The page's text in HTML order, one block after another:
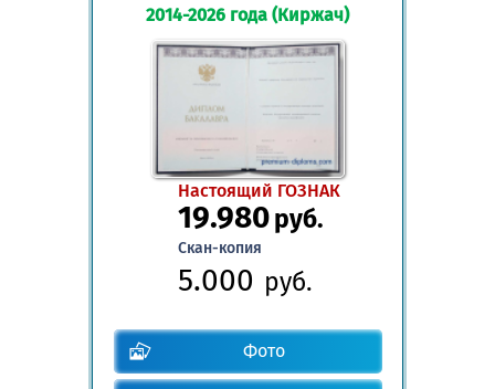
2014-2026 года (Киржач)
Настоящий ГОЗНАК
19.980руб.
Скан-копия
5.000 руб.
Фото